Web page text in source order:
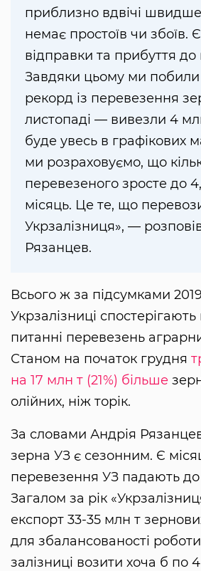
приблизно вдвічі
немає простоїв чи збоїв.
відправки та прибуття до
Завдяки цьому ми побили
рекорд із перевезення
листопаді — вивезли 4
буде увесь в графікових
ми розраховуємо, що
перевезеного зросте до
місяць. Це те, що
Укрзалізниця», —
Рязанцев.
Всього ж за підсумками
Укрзалізниці
питанні перевезень
Станом на початок грудня
на 17 млн т (21%) більше
олійних, ніж торік.
За словами Андрія
зерна УЗ є сезонним. Є
перевезення УЗ падають до
Загалом за рік
експорт 33-35 млн т
для збалансованості роботи
залізниці возити хоча б по